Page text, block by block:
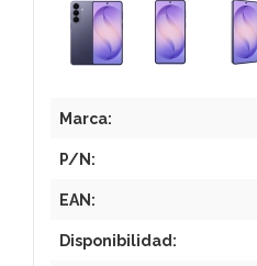
Marca:
P/N:
EAN:
Disponibilidad: